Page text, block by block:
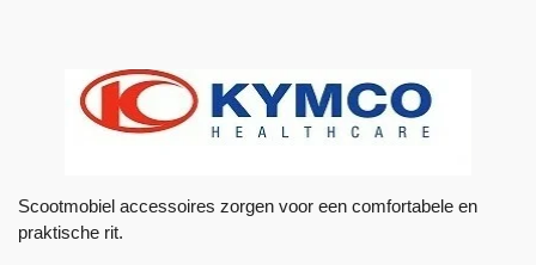
Scootmobiel accessoires zorgen voor een comfortabele en
praktische rit.